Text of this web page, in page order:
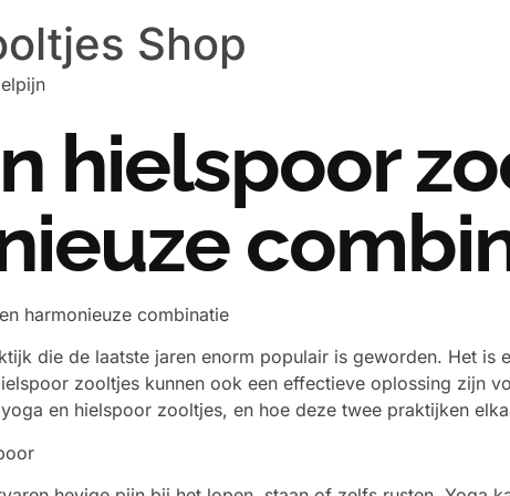
Shop
hielspoor
harmonieuze combinatie
die de laatste jaren enorm populair is geworden. Het
zooltjes kunnen ook een effectieve oplossing zijn
en hielspoor zooltjes, en hoe deze twee praktijken